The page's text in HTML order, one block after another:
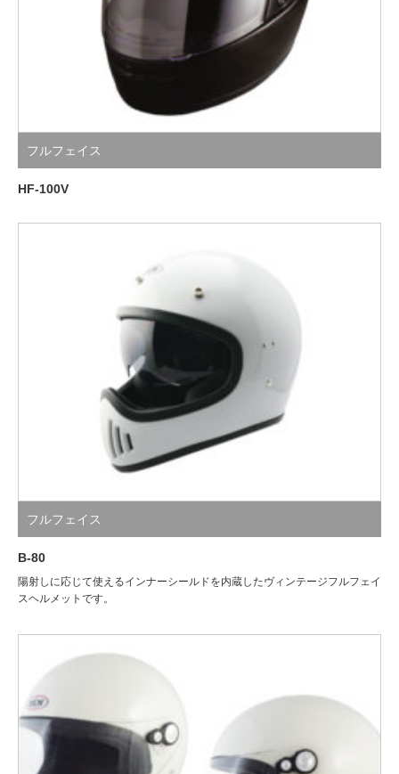
フルフェイス
HF-100V
フルフェイス
B-80
陽射しに応じて使えるインナーシールドを内蔵したヴィンテージフルフェイ
スヘルメットです。